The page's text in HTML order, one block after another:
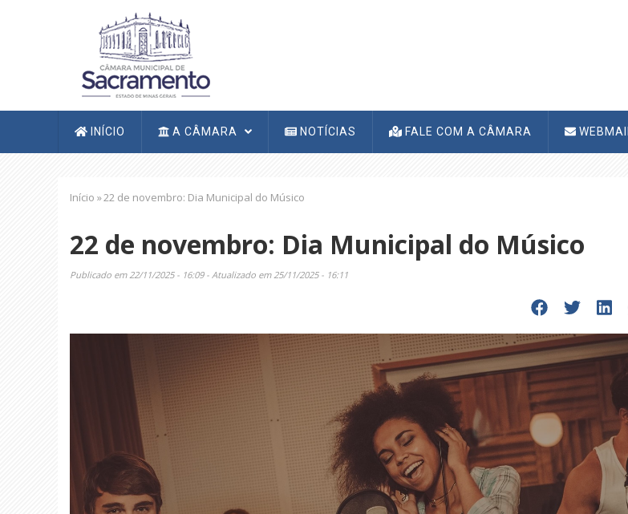
Navegação
principal
INÍCIO A CÂMARA NOTÍCIAS FALE COM A CÂMARA WEBMAIL
Trilha
navegação
Início »22 de novembro: Dia Municipal do Músico
22 de novembro: Dia Municipal do Músico
Publicado em 22/11/2025 - 16:09 - Atualizado em 25/11/2025 - 16:11